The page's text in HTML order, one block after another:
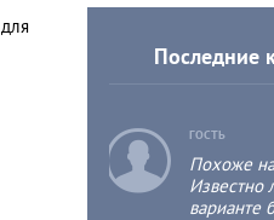
Последние
c ГОСТЬ
Похоже
Известно
варианте